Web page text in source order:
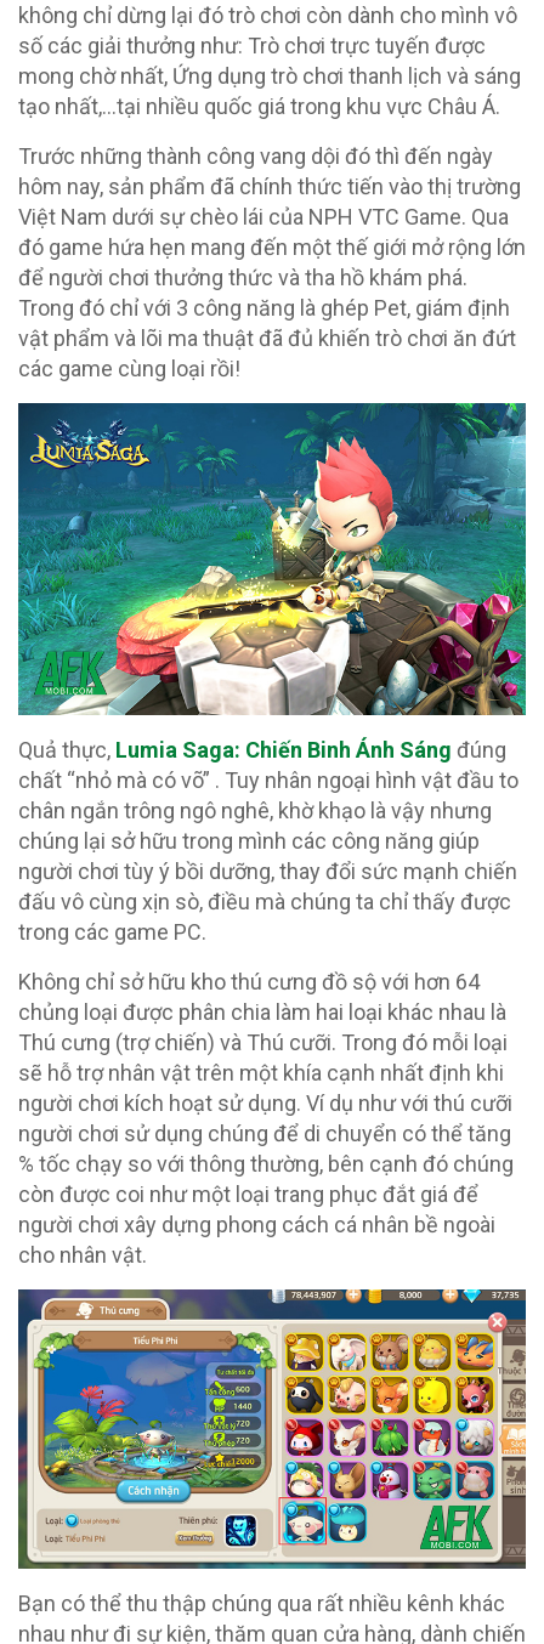
không chỉ dừng lại đó trò chơi còn dành cho mình vô
số các giải thưởng như: Trò chơi trực tuyến được
mong chờ nhất, Ứng dụng trò chơi thanh lịch và sáng
tạo nhất,…tại nhiều quốc giá trong khu vực Châu Á.
Trước những thành công vang dội đó thì đến ngày
hôm nay, sản phẩm đã chính thức tiến vào thị trường
Việt Nam dưới sự chèo lái của NPH VTC Game. Qua
đó game hứa hẹn mang đến một thế giới mở rộng lớn
để người chơi thưởng thức và tha hồ khám phá.
Trong đó chỉ với 3 công năng là ghép Pet, giám định
vật phẩm và lõi ma thuật đã đủ khiến trò chơi ăn đứt
các game cùng loại rồi!
Quả thực, Lumia Saga: Chiến Binh Ánh Sáng đúng
chất “nhỏ mà có võ” . Tuy nhân ngoại hình vật đầu to
chân ngắn trông ngô nghê, khờ khạo là vậy nhưng
chúng lại sở hữu trong mình các công năng giúp
người chơi tùy ý bồi dưỡng, thay đổi sức mạnh chiến
đấu vô cùng xịn sò, điều mà chúng ta chỉ thấy được
trong các game PC.
Không chỉ sở hữu kho thú cưng đồ sộ với hơn 64
chủng loại được phân chia làm hai loại khác nhau là
Thú cưng (trợ chiến) và Thú cưỡi. Trong đó mỗi loại
sẽ hỗ trợ nhân vật trên một khía cạnh nhất định khi
người chơi kích hoạt sử dụng. Ví dụ như với thú cưỡi
người chơi sử dụng chúng để di chuyển có thể tăng
% tốc chạy so với thông thường, bên cạnh đó chúng
còn được coi như một loại trang phục đắt giá để
người chơi xây dựng phong cách cá nhân bề ngoài
cho nhân vật.
Bạn có thể thu thập chúng qua rất nhiều kênh khác
nhau như đi sự kiện, thăm quan cửa hàng, dành chiến